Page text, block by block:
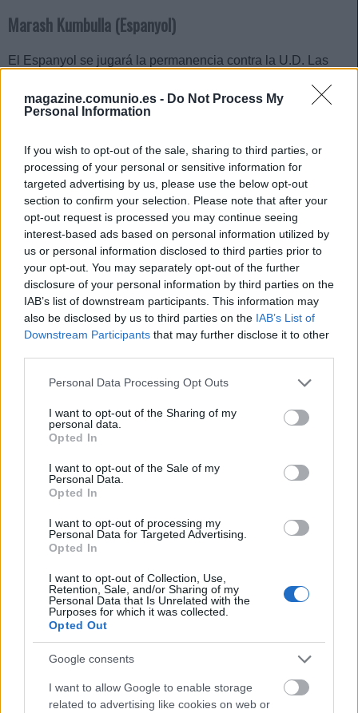
magazine.comunio.es - Do Not Process My
Personal Information
If you wish to opt-out of the sale, sharing to third parties, or
processing of your personal or sensitive information for
targeted advertising by us, please use the below opt-out
section to confirm your selection. Please note that after your
opt-out request is processed you may continue seeing
interest-based ads based on personal information utilized by
us or personal information disclosed to third parties prior to
your opt-out. You may separately opt-out of the further
disclosure of your personal information by third parties on the
IAB’s list of downstream participants. This information may
also be disclosed by us to third parties on the IAB’s List of
Downstream Participants that may further disclose it to other
Please note that this website/app uses one or more Google
not limited to your visit or usage behaviour. You may click to
grant or deny consent to Google and its third-party tags to
use your data for below specified purposes in below Google
consent section.
Personal Data Processing Opt Outs
I want to opt-out of the Sharing of my
personal data.
Opted In
I want to opt-out of the Sale of my
Personal Data.
Opted In
I want to opt-out of processing my
Personal Data for Targeted Advertising.
Opted In
I want to opt-out of Collection, Use,
Retention, Sale, and/or Sharing of my
Personal Data that Is Unrelated with the
Purposes for which it was collected.
Opted Out
Google consents
I want to allow Google to enable storage
related to advertising like cookies on web or
Marash Kumbulla (Espanyol)
El Espanyol se jugará la permanencia contra la U.D. Las
de amarillas el defensa Marash Kumbulla. El central
albanés vio la décima amarilla del curso en la derrota en
Fernando Calero.
Luis Milla (Getafe)
El Getafe despedirá la temporada ante el Celta sin la
presencia de Luis Milla, quien deberá cumplir un encuentro
de sanción al ver la quinta amarilla en la jornada 37. Yellu
podría tener una oportunidad cómo titular por la baja del
mediocentro, siendo Djené y reubicar en el doble pivote a
Terrats otras de las alternativas disponibles para Bordalás.
José Campaña (Las Palmas)
El centrocampista sevillano no estará disponible para Diego
Martínez en la jornada 37 tras ver una amarilla por protestar
en el choque frente al Leganés. Campaña no tuvo minutos
en la última jornada y futbolistas como Loiodice o el
canterano Sergio Viera podrían tener de nuevo una
oportunidad.
Parte médico: los lesionados de la Jornada 37
Analizamos su estado y posible
tiempo de baja.
Óscar Valentín (Rayo)